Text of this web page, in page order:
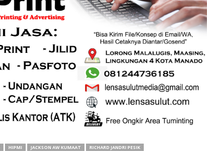
HIPMI JACKSON AW KUMAAT RICHARD JANDRI PESIK